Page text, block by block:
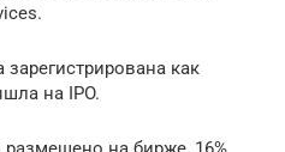
как
на IPO.